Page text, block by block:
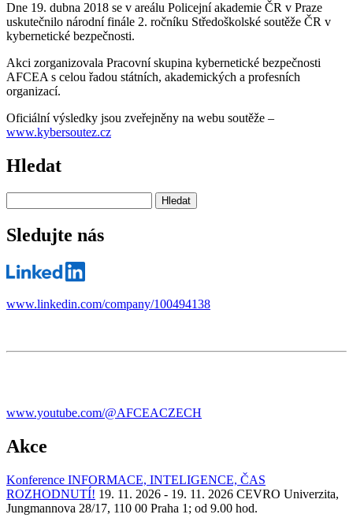
Dne 19. dubna 2018 se v areálu Policejní akademie ČR v Praze
uskutečnilo národní finále 2. ročníku Středoškolské soutěže ČR v
kybernetické bezpečnosti.
Akci zorganizovala Pracovní skupina kybernetické bezpečnosti
AFCEA s celou řadou státních, akademických a profesních
organizací.
Oficiální výsledky jsou zveřejněny na webu soutěže –
www.kybersoutez.cz
Hledat
Sledujte nás
www.linkedin.com/company/100494138
www.youtube.com/@AFCEACZECH
Akce
Konference INFORMACE, INTELIGENCE, ČAS
ROZHODNUTÍ! 19. 11. 2026 - 19. 11. 2026 CEVRO Univerzita,
Jungmannova 28/17, 110 00 Praha 1; od 9.00 hod.